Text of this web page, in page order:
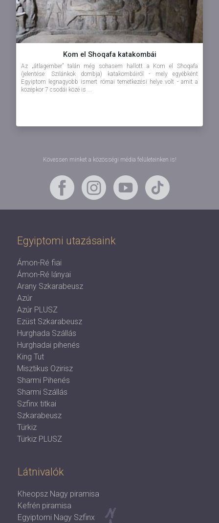
Kom el Shoqafa katakombái
Az „átlagember” talán még sohasem hallott a Kom el Shoqafa
(jelentése: Szilánkok dombja) katakombáiról - mely egyébként
Egyiptom legnagyobb ismert római temetkezési helye volt - amit a
középkor 7 csodái közé is ...
Kövessen minket a közösségi média felületeinken is!
Egyiptomi utazásaink
Ámon-Ré fiai
Ámon-Ré lányai
Arany Szkarabeusz
Azúr
Azúr PLUSZ
Ezüst Szkarabeusz
Hurghada Szállás
Hurghadai pihenés
King Tut
Misztikus Ozirisz
Sharmi Pihenés
Sharmi Szállás
Szfinx titkai
Szkarabeusz
Türkiz
Türkiz PLUSZ
Látnivalók
Kheopsz Nagy piramisa
Kefrén piramisa
Egyiptomi Nagy Szfinx